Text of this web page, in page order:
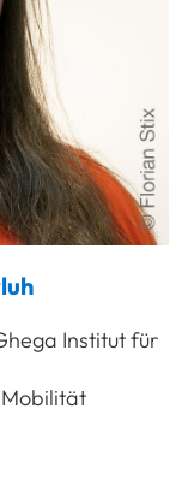
Institut für